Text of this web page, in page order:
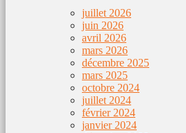
juillet 2026
juin 2026
avril 2026
mars 2026
décembre 2025
mars 2025
octobre 2024
juillet 2024
février 2024
janvier 2024